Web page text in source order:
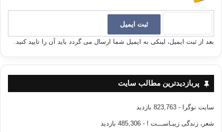
بعد از ثبت ایمیل، لینکی به ایمیل شما ارسال می گردد باید آن را تایید کنید.
پربازدیدترین مطالب سایت
سایت نوگرا - 823,763 بازدید
شعر، زندگی زیبـاســـت ! - 485,306 بازدید